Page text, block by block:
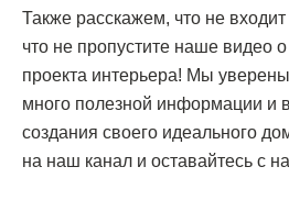
Также расскажем, что не входит
что не пропустите наше видео
проекта интерьера! Мы
много полезной информации и
создания своего идеального
на наш канал и оставайтесь с